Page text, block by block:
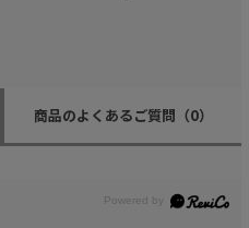
商品のよくあるご質問 （0）